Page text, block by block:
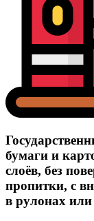
бумаги и
слоёв, без
пропитки, с
в рулонах или